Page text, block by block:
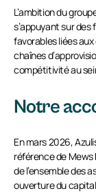
L’ambition du
s’appuyant sur
favorables liées
chaînes
compétitivité au
Notre
En mars 2026,
référence de
de l’ensemble des
ouverture du